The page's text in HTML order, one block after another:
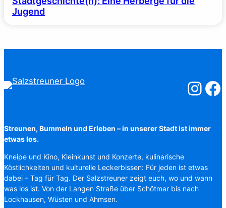
Jugend
Streunen, Bummeln und Erleben – in unserer Stadt ist immer
etwas los.
Kneipe und Kino, Kleinkunst und Konzerte, kulinarische
Köstlichkeiten und kulturelle Leckerbissen: Für jeden ist etwas
dabei – Tag für Tag. Der Salzstreuner zeigt euch, wo und wann
was los ist. Von der Langen Straße über Schötmar bis nach
Lockhausen, Wüsten und Ahmsen.